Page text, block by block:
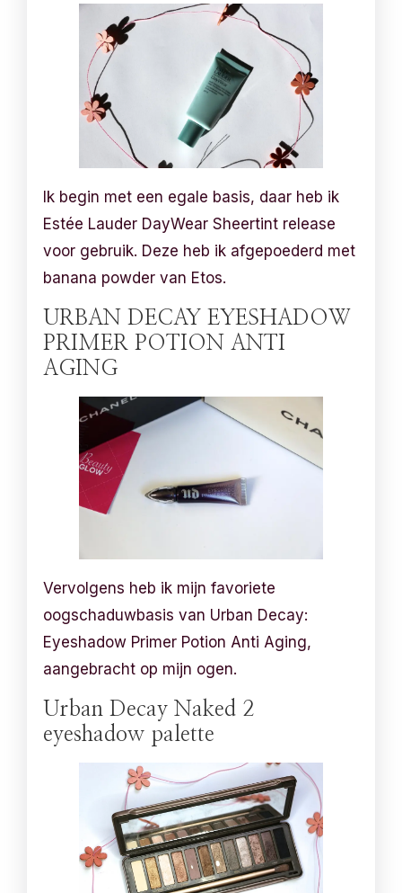
Ik begin met een egale basis, daar heb ik
Estée Lauder DayWear Sheertint release
voor gebruik. Deze heb ik afgepoederd met
banana powder van Etos.
URBAN DECAY EYESHADOW
PRIMER POTION ANTI
AGING
Vervolgens heb ik mijn favoriete
oogschaduwbasis van Urban Decay:
Eyeshadow Primer Potion Anti Aging,
aangebracht op mijn ogen.
Urban Decay Naked 2
eyeshadow palette